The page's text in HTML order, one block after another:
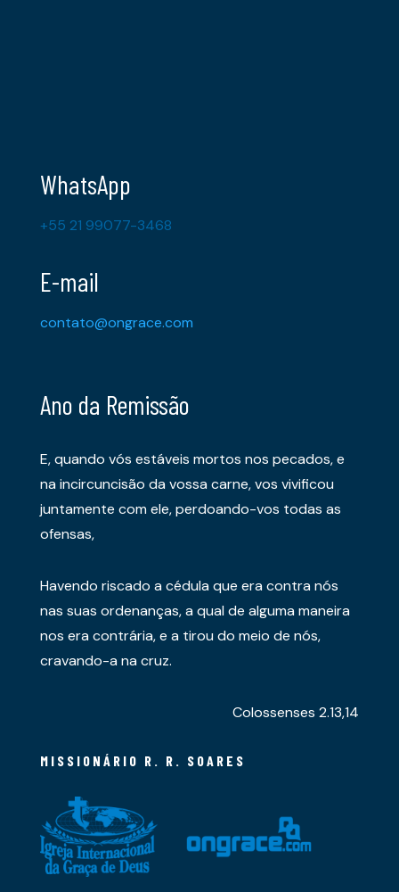
WhatsApp
+55 21 99077-3468
E-mail
contato@ongrace.com
Ano da Remissão
E, quando vós estáveis mortos nos pecados, e
na incircuncisão da vossa carne, vos vivificou
juntamente com ele, perdoando-vos todas as
ofensas,
Havendo riscado a cédula que era contra nós
nas suas ordenanças, a qual de alguma maneira
nos era contrária, e a tirou do meio de nós,
cravando-a na cruz.
Colossenses 2.13,14
MISSIONÁRIO R. R. SOARES